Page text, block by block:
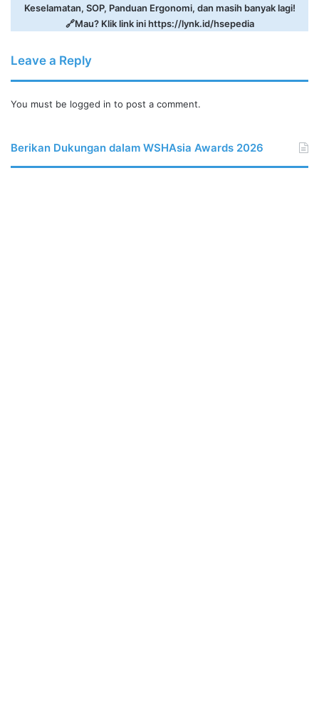
Keselamatan, SOP, Panduan Ergonomi, dan masih banyak lagi!
🔗Mau? Klik link inihttps://lynk.id/hsepedia
Leave a Reply
You must be logged in to post a comment.
Berikan Dukungan dalam WSHAsia Awards 2026